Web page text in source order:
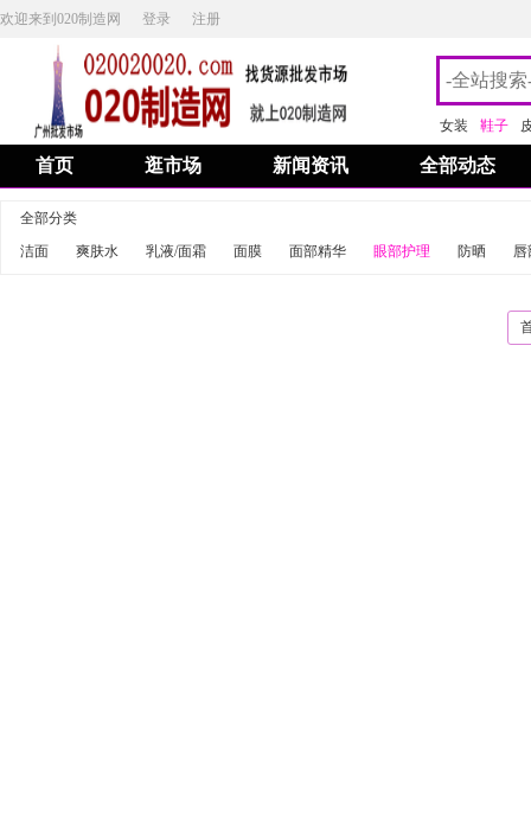
欢迎来到020制造网 登录 注册
女装 鞋子
首页 逛市场 新闻资讯 全部动态
全部分类
洁面
爽肤水 乳液/面霜 面膜 面部精华 眼部护理 防晒 唇